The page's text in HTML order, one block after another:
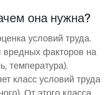
она нужна?
условий труда.
вредных факторов на
температура).
класс условий труда
От этого класса